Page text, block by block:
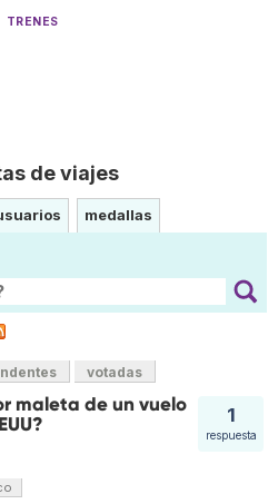
TRENES
de viajes
medallas
votadas
1
respuesta
maleta de un vuelo